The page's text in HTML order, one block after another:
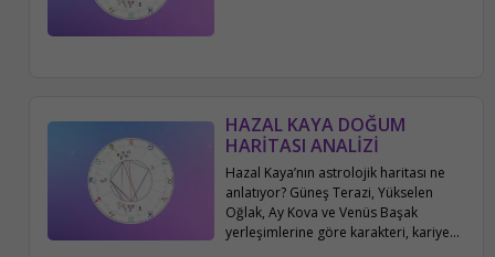
HAZAL KAYA DOĞUM
HARİTASI ANALİZİ
Hazal Kaya’nın astrolojik haritası ne
anlatıyor? Güneş Terazi, Yükselen
Oğlak, Ay Kova ve Venüs Başak
yerleşimlerine göre karakteri, kariyeri,